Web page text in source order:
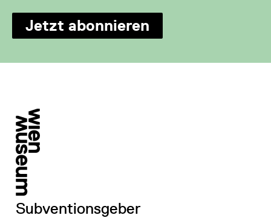
Jetzt abonnieren
Subventionsgeber